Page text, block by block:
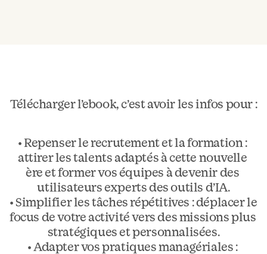
Télécharger l’ebook, c’est avoir les infos pour :
•
Repenser le recrutement et la formation :
attirer les talents adaptés à cette nouvelle
ère et former vos équipes à devenir des
utilisateurs experts des outils d’IA.
• Simplifier les tâches répétitives : déplacer le
focus de votre activité vers des missions plus
stratégiques et personnalisées.
•
Adapter vos pratiques managériales :